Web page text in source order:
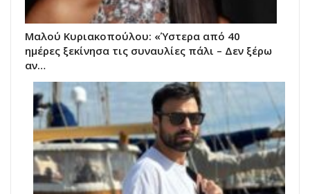
Μαλού Κυριακοπούλου: «Ύστερα από 40
ημέρες ξεκίνησα τις συναυλίες πάλι – Δεν ξέρω
αν…